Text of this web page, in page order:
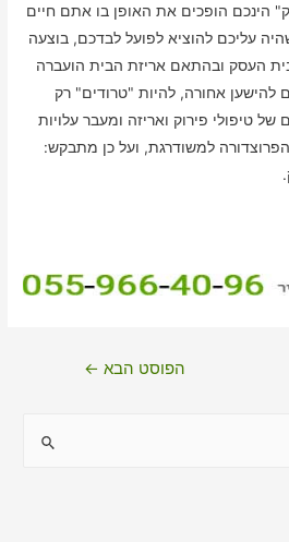
הינכם הופכים את האופן בו אתם חיים
עליכם להוציא לפועל לבדכם, בוצעה
העסק ובהתאם אריזת הבית הועברה
להישען אחורה, להיות "טרודים" רק
טיפולי פירוק ואריזה ומעבר עלויות
למשודרגת, ועל כן מתבקש:
הפוסט הבא ←